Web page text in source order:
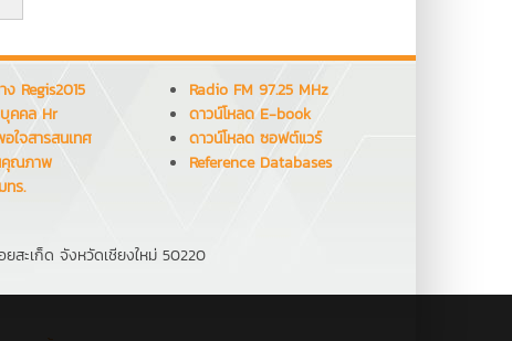
Regis2015
คคล Hr
ใจสารสนเทศ
คุณภาพ
ทร.
Radio FM 97.25 MHz
ดาวน์โหลด E-book
ดาวน์โหลด ซอฟต์แวร์
Reference Databases
สะเก็ด จังหวัดเชียงใหม่ 50220